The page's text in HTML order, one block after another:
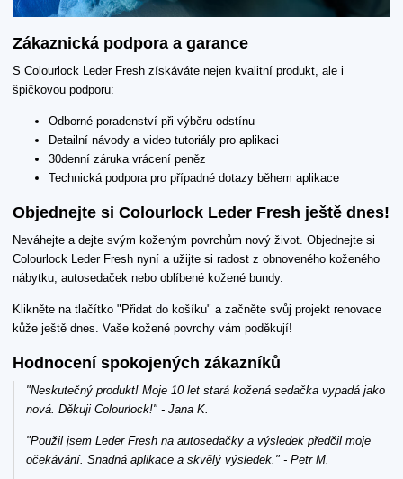
Zákaznická podpora a garance
S Colourlock Leder Fresh získáváte nejen kvalitní produkt, ale i
špičkovou podporu:
Odborné poradenství při výběru odstínu
Detailní návody a video tutoriály pro aplikaci
30denní záruka vrácení peněz
Technická podpora pro případné dotazy během aplikace
Objednejte si Colourlock Leder Fresh ještě dnes!
Neváhejte a dejte svým koženým povrchům nový život. Objednejte si
Colourlock Leder Fresh nyní a užijte si radost z obnoveného koženého
nábytku, autosedaček nebo oblíbené kožené bundy.
Klikněte na tlačítko "Přidat do košíku" a začněte svůj projekt renovace
kůže ještě dnes. Vaše kožené povrchy vám poděkují!
Hodnocení spokojených zákazníků
"Neskutečný produkt! Moje 10 let stará kožená sedačka vypadá jako
nová. Děkuji Colourlock!" - Jana K.
"Použil jsem Leder Fresh na autosedačky a výsledek předčil moje
očekávání. Snadná aplikace a skvělý výsledek." - Petr M.